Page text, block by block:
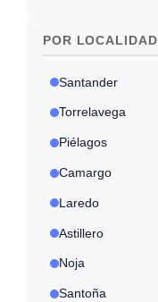
POR LOCALIDAD
Santander
Torrelavega
Piélagos
Camargo
Laredo
Astillero
Noja
Santoña